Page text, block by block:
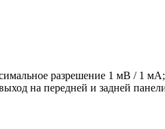
разрешение 1 мВ / 1
на передней и задней